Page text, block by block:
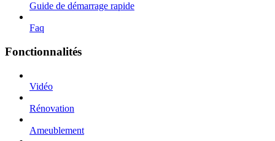
Guide de démarrage rapide
Faq
Fonctionnalités
Vidéo
Rénovation
Ameublement